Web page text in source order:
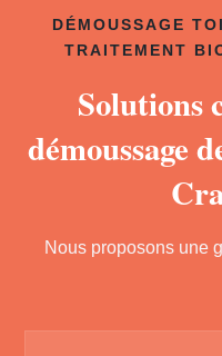
DÉMOUSSAGE
TRAITEMENT
Solutions
démoussage
Nous proposons une